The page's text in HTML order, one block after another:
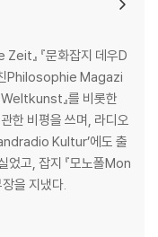
』 『문화잡지 데우D
Philosophie Magazi
Weltkunst』를 비롯한
한 비평을 쓰며, 라디오
Kultur’에도 출
었고, 잡지 『모노폴Mon
을 지냈다.